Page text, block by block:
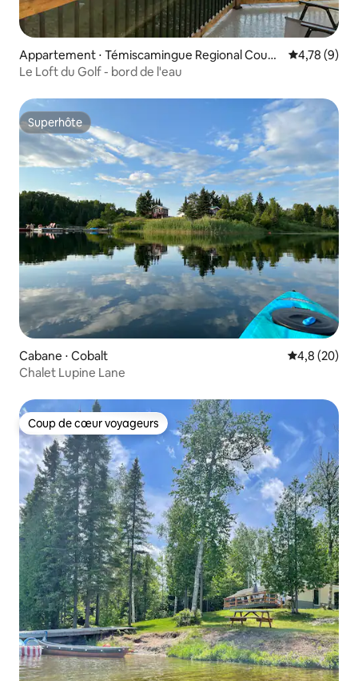
Appartement ⋅ Témiscamingue Regional Count
y Municipality
Évaluation
4,78 (9)
Le Loft du Golf - bord de l'eau
Superhôte
Superhôte
Cabane ⋅ Cobalt Évaluation
4,8 (20)
Chalet Lupine Lane
Coup de cœur voyageurs
Coup de cœur voyageurs